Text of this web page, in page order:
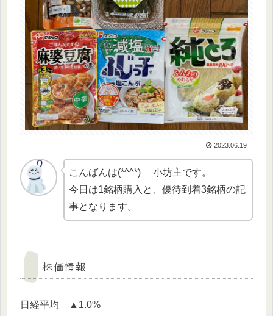
2023.06.19
こんばんは(*^^*) 小坊主です。
今日は1銘柄購入と、優待到着3銘柄の記
事となります。
株価情報
日経平均 ▲1.0%